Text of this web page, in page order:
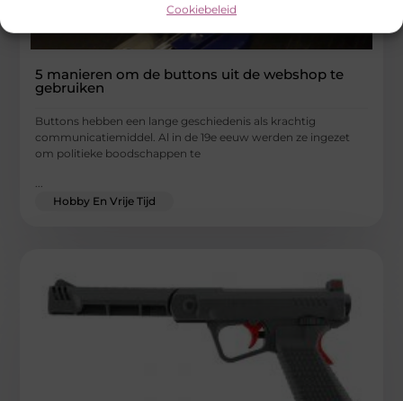
Cookiebeleid
5 manieren om de buttons uit de webshop te
gebruiken
Buttons hebben een lange geschiedenis als krachtig
communicatiemiddel. Al in de 19e eeuw werden ze ingezet
om politieke boodschappen te
Hobby En Vrije Tijd